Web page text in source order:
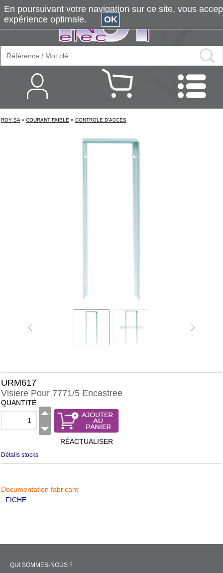
ROY SA » COURANT FAIBLE » CONTROLE D'ACCÈS
URM617
Visiere Pour 7771/5 Encastree
QUANTITÉ
RÉACTUALISER
Détails stocks
Documentation fabricant
FICHE
QUI SOMMES-NOUS ?
En poursuivant votre navigation sur ce site, vous
expérience optimale.
OK